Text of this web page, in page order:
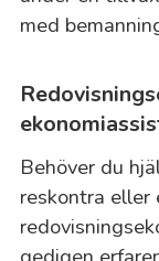
med
Behöver du
reskontra eller
gedigen